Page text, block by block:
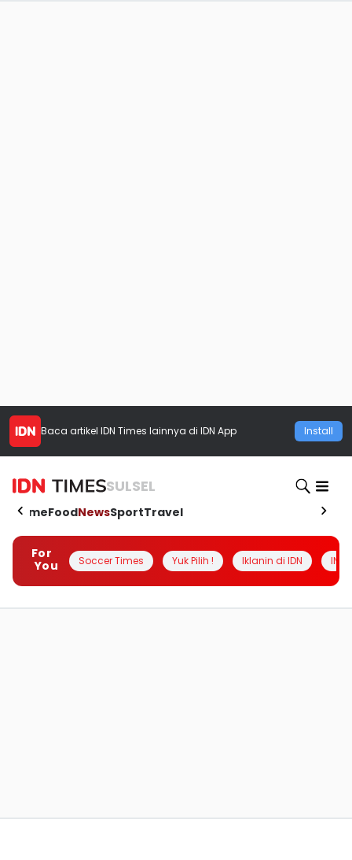
Baca artikel IDN Times lainnya di IDN App Install
SULSEL
HomeFoodNewsSportTravel
For
You
Soccer Times Yuk Pilih ! Iklanin di IDN